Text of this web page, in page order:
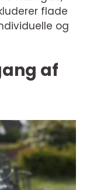
flade
og
af